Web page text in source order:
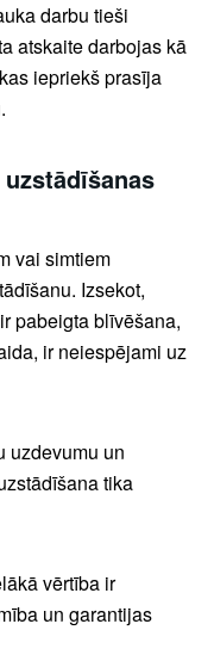
darbu tieši
atskaite darbojas kā
iepriekš prasīja
vai simtiem
Izsekot,
pabeigta blīvēšana,
ir neiespējami uz
uzdevumu un
tika
vērtība ir
un garantijas